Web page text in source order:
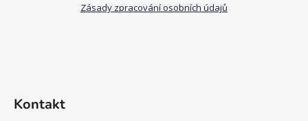
Zásady zpracování osobních údajů
Kontakt